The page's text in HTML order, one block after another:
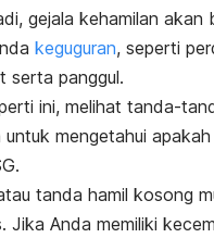
gejala kehamilan akan
keguguran, seperti
serta panggul.
ini, melihat tanda-
mengetahui
tanda hamil kosong
Jika Anda memiliki